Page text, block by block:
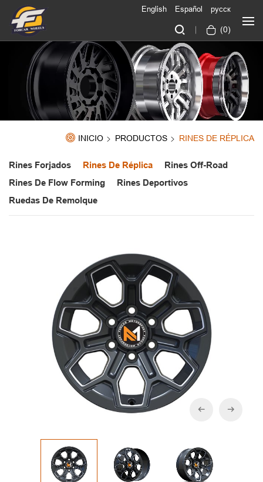
(0)
English Español русск
INICIO PRODUCTOS RINES DE RÉPLICA
Rines Forjados Rines De Réplica
Rines Off-Road
Rines De Flow Forming
Rines Deportivos
Ruedas De Remolque